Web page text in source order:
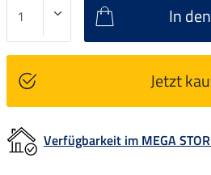
In
Jetzt
Verfügbarkeit im MEGA